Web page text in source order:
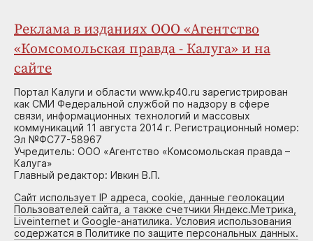
Реклама в изданиях ООО «Агентство
«Комсомольская правда - Калуга» и на
сайте
Портал Калуги и области www.kp40.ru зарегистрирован
как СМИ Федеральной службой по надзору в сфере
связи, информационных технологий и массовых
коммуникаций 11 августа 2014 г. Регистрационный номер:
Эл №ФС77-58967
Учредитель: ООО «Агентство «Комсомольская правда –
Калуга»
Главный редактор: Ивкин В.П.
Сайт использует IP адреса, cookie, данные геолокации
Пользователей сайта, а также счетчики Яндекс.Метрика,
Liveinternet и Google-анатилика. Условия использования
содержатся в Политике по защите персональных данных.